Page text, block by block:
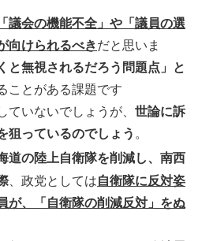
議会の機能不全」や「議員の選
向けられるべきだと思いま
と無視されるだろう問題点」と
ことがある課題です
ていないでしょうが、 世論に訴
狙っているのでしょう 。
道の陸上自衛隊を削減し、南西
、政党としては自衛隊に反対姿
が、「自衛隊の削減反対」をぬ